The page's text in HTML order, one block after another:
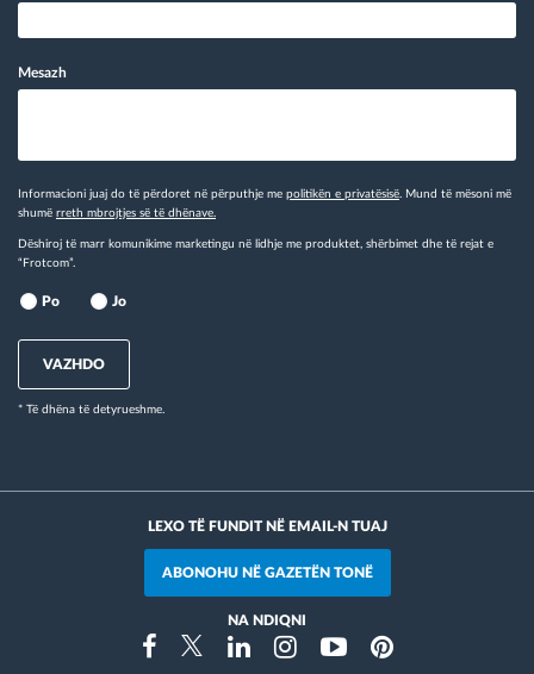
Mesazh
Informacioni juaj do të përdoret në përputhje me politikën e privatësisë. Mund të mësoni më
shumë rreth mbrojtjes së të dhënave.
Dëshiroj të marr komunikime marketingu në lidhje me produktet, shërbimet dhe të rejat e
“Frotcom”.
Po Jo
VAZHDO
* Të dhëna të detyrueshme.
LEXO TË FUNDIT NË EMAIL-N TUAJ
ABONOHU NË GAZETËN TONË
NA NDIQNI
FacebookTwitterLinkedinInstragramYoutubePinterest